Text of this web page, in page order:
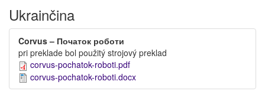
Ukrainčina
Corvus – Початок роботи
pri preklade bol použitý strojový preklad
corvus-pochatok-roboti.pdf
corvus-pochatok-roboti.docx